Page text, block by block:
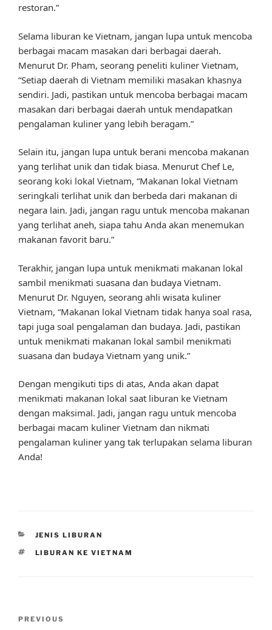
restoran.”
Selama liburan ke Vietnam, jangan lupa untuk mencoba
berbagai macam masakan dari berbagai daerah.
Menurut Dr. Pham, seorang peneliti kuliner Vietnam,
“Setiap daerah di Vietnam memiliki masakan khasnya
sendiri. Jadi, pastikan untuk mencoba berbagai macam
masakan dari berbagai daerah untuk mendapatkan
pengalaman kuliner yang lebih beragam.”
Selain itu, jangan lupa untuk berani mencoba makanan
yang terlihat unik dan tidak biasa. Menurut Chef Le,
seorang koki lokal Vietnam, “Makanan lokal Vietnam
seringkali terlihat unik dan berbeda dari makanan di
negara lain. Jadi, jangan ragu untuk mencoba makanan
yang terlihat aneh, siapa tahu Anda akan menemukan
makanan favorit baru.”
Terakhir, jangan lupa untuk menikmati makanan lokal
sambil menikmati suasana dan budaya Vietnam.
Menurut Dr. Nguyen, seorang ahli wisata kuliner
Vietnam, “Makanan lokal Vietnam tidak hanya soal rasa,
tapi juga soal pengalaman dan budaya. Jadi, pastikan
untuk menikmati makanan lokal sambil menikmati
suasana dan budaya Vietnam yang unik.”
Dengan mengikuti tips di atas, Anda akan dapat
menikmati makanan lokal saat liburan ke Vietnam
dengan maksimal. Jadi, jangan ragu untuk mencoba
berbagai macam kuliner Vietnam dan nikmati
pengalaman kuliner yang tak terlupakan selama liburan
Anda!
CATEGORIES
JENIS LIBURAN
TAGS
LIBURAN KE VIETNAM
Previous
PREVIOUS